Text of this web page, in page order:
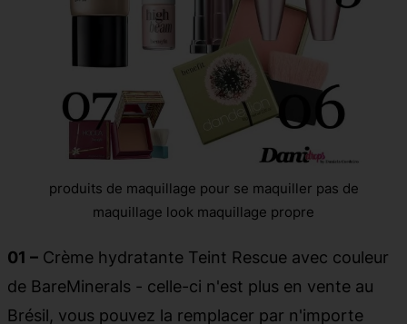
produits de maquillage pour se maquiller pas de
maquillage look maquillage propre
01 – Crème hydratante Teint Rescue avec couleur
de BareMinerals - celle-ci n'est plus en vente au
Brésil, vous pouvez la remplacer par n'importe